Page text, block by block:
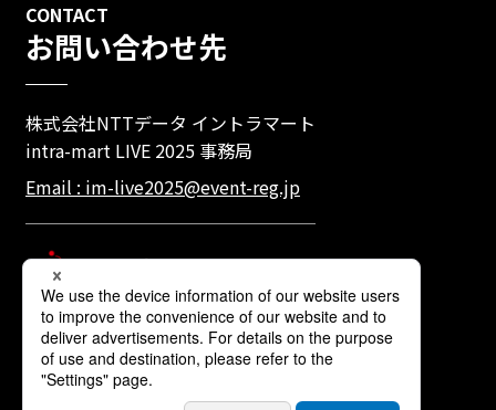
CONTACT
お問い合わせ先
株式会社NTTデータ イントラマート
intra-mart LIVE 2025 事務局
Email : im-live2025@event-reg.jp
株式会社NTTデータ イントラマート
個人情報のお取扱いについて
個人情報保護方針